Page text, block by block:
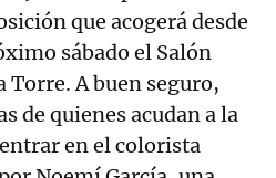
que acogerá desde
sábado el Salón
Torre. A buen seguro,
de quienes acudan a la
en el colorista